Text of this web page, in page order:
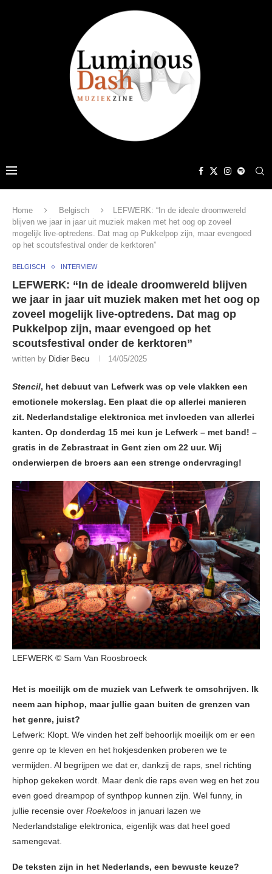
Home Belgisch
LEFWERK: “In de ideale droomwereld
blijven we jaar in jaar uit muziek maken met het oog op zoveel
mogelijk live-optredens. Dat mag op Pukkelpop zijn, maar evengoed
op het scoutsfestival onder de kerktoren”
BELGISCH INTERVIEW
LEFWERK: “In de ideale droomwereld blijven
we jaar in jaar uit muziek maken met het oog op
zoveel mogelijk live-optredens. Dat mag op
Pukkelpop zijn, maar evengoed op het
scoutsfestival onder de kerktoren”
written by Didier Becu 14/05/2025
Stencil, het debuut van Lefwerk was op vele vlakken een
emotionele mokerslag. Een plaat die op allerlei manieren
zit. Nederlandstalige elektronica met invloeden van allerlei
kanten. Op donderdag 15 mei kun je Lefwerk – met band! –
gratis in de Zebrastraat in Gent zien om 22 uur. Wij
onderwierpen de broers aan een strenge ondervraging!
LEFWERK © Sam Van Roosbroeck
Het is moeilijk om de muziek van Lefwerk te omschrijven. Ik
neem aan hiphop, maar jullie gaan buiten de grenzen van
het genre, juist?
Lefwerk: Klopt. We vinden het zelf behoorlijk moeilijk om er een
genre op te kleven en het hokjesdenken proberen we te
vermijden. Al begrijpen we dat er, dankzij de raps, snel richting
hiphop gekeken wordt. Maar denk die raps even weg en het zou
even goed dreampop of synthpop kunnen zijn. Wel funny, in
jullie recensie over Roekeloos in januari lazen we
Nederlandstalige elektronica, eigenlijk was dat heel goed
samengevat.
De teksten zijn in het Nederlands, een bewuste keuze?